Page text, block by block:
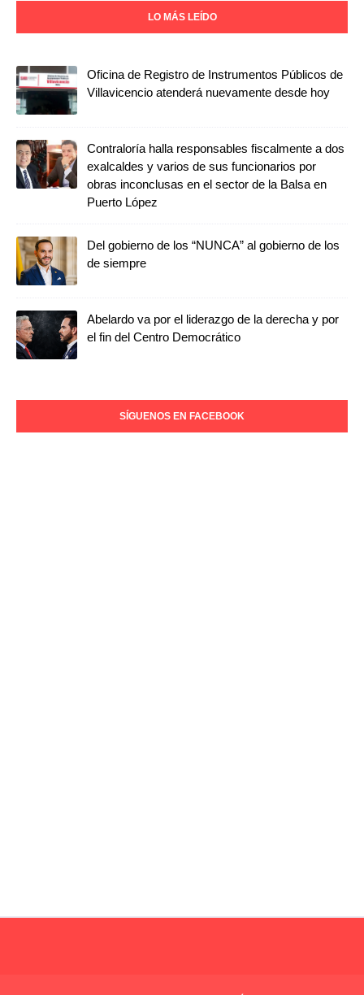
LO MÁS LEÍDO
Oficina de Registro de Instrumentos Públicos de
Villavicencio atenderá nuevamente desde hoy
Contraloría halla responsables fiscalmente a dos
exalcaldes y varios de sus funcionarios por
obras inconclusas en el sector de la Balsa en
Puerto López
Del gobierno de los “NUNCA” al gobierno de los
de siempre
Abelardo va por el liderazgo de la derecha y por
el fin del Centro Democrático
SÍGUENOS EN FACEBOOK